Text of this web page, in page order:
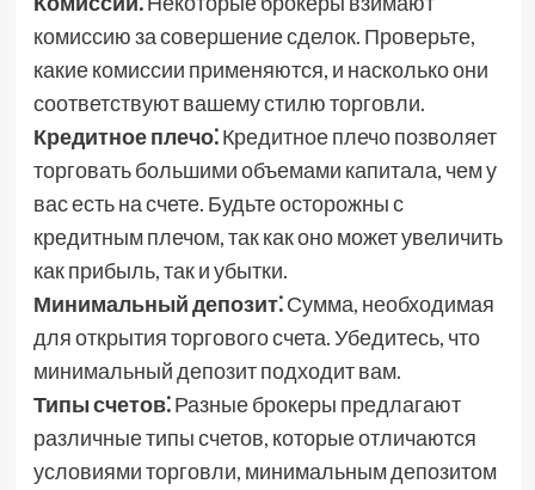
комиссию за совершение сделок. Проверьте,
какие комиссии применяются, и насколько они
соответствуют вашему стилю торговли.
Кредитное плечо⁚Кредитное плечо позволяет
торговать большими объемами капитала, чем у
вас есть на счете. Будьте осторожны с
кредитным плечом, так как оно может увеличить
как прибыль, так и убытки.
Минимальный депозит⁚Сумма, необходимая
для открытия торгового счета. Убедитесь, что
минимальный депозит подходит вам.
Типы счетов⁚Разные брокеры предлагают
различные типы счетов, которые отличаются
условиями торговли, минимальным депозитом